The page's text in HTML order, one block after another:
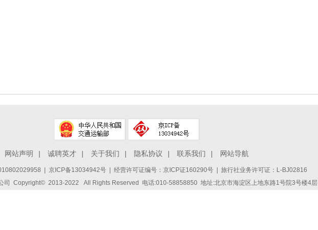
网站声明 | 诚聘英才 | 关于我们 | 隐私协议 | 联系我们 | 网站导航
京ICP备13034942号| 经营许可证编号：京ICP证160290号 | 旅行社业务许可证：L-BJ02816
司 Copyright© 2013-2022 All Rights Reserved 电话:010-58858850 地址:北京市海淀区上地东路1号院3号楼4层